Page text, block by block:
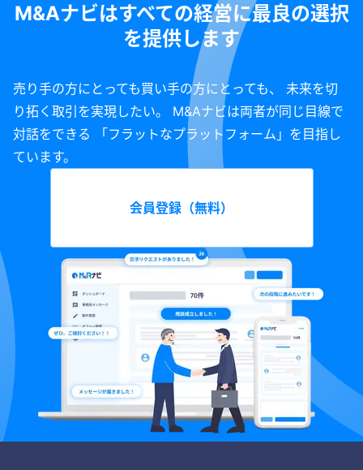
M&Aナビはすべての経営に最良の選択
を提供します
売り手の方にとっても買い手の方にとっても、 未来を切
り拓く取引を実現したい。 M&Aナビは両者が同じ目線で
対話をできる 「フラットなプラットフォーム」を目指し
ています。
会員登録（無料）